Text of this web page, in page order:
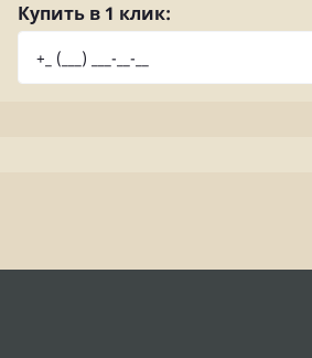
Купить в 1 клик: